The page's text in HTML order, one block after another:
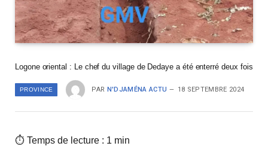
Logone oriental : Le chef du village de Dedaye a été enterré deux fois
PROVINCE PAR N'DJAMÉNA ACTU 18 SEPTEMBRE 2024
⏱ Temps de lecture : 1 min